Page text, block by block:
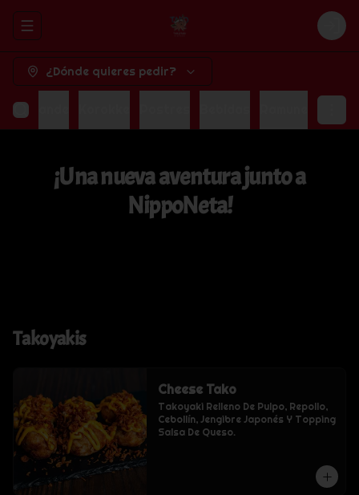
Abrir menu de navegación
¿Dónde quieres pedir?
Grande
¡Una nueva aventura junto a
NippoNeta!
Takoyakis
Cheese Tako
Takoyaki Relleno De Pulpo, Repollo,
Cebollín, Jengibre Japonés Y Topping
Salsa De Queso.